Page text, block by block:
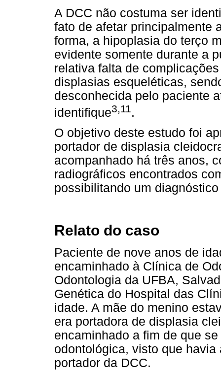
A DCC não costuma ser
fato de afetar principalmente
forma, a hipoplasia do terço
evidente somente durante a
relativa falta de
displasias esqueléticas,
desconhecida pelo paciente
identifique3,11 .
O objetivo deste estudo foi
portador de displasia
acompanhado há três anos,
radiográficos encontrados
possibilitando um
Relato do caso
Paciente de nove anos de
encaminhado à Clínica de
Odontologia da UFBA,
Genética do Hospital das
idade. A mãe do menino
era portadora de displasia
encaminhado a fim de que
odontológica, visto que
portador da DCC.